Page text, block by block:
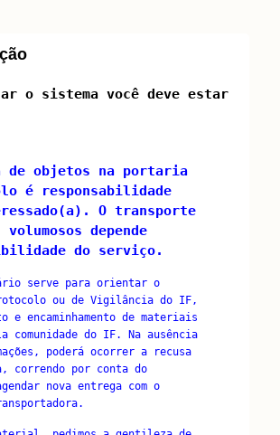
o sistema você deve estar
de objetos na portaria
é responsabilidade
O transporte
depende
do serviço.
serve para orientar o
ou de Vigilância do IF,
e encaminhamento de materiais
comunidade do IF. Na ausência
poderá ocorrer a recusa
correndo por conta do
nova entrega com o